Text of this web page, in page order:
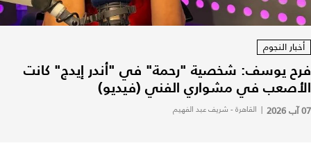
أخبار النجوم
فرح يوسف: شخصية "رحمة" في "أندر إيدج" كانت
الأصعب في مشواري الفني (فيديو)
07 آب 2026 | القاهرة - شريف عبد الفهيم